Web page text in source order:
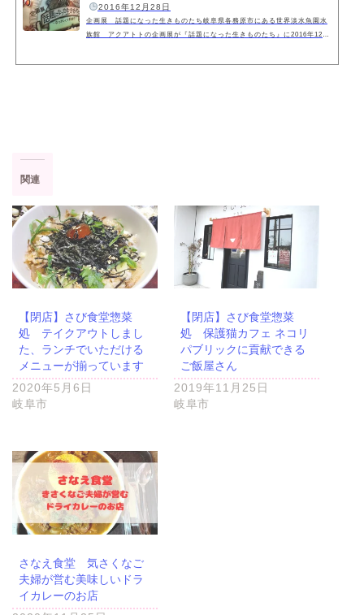
2016年12月28日
企画展 話題になった生きものたち岐阜県各務原市にある世界淡水魚園水
族館 アクアトトの企画展が『話題になった生きものたち』に2016年12月
関連
【閉店】さび食堂惣菜
処 テイクアウトしまし
た、ランチでいただける
メニューが揃っています
2020年5月6日
岐阜市
【閉店】さび食堂惣菜
処 保護猫カフェ ネコリ
パブリックに貢献できる
ご飯屋さん
2019年11月25日
岐阜市
さなえ食堂 気さくなご
夫婦が営む美味しいドラ
イカレーのお店